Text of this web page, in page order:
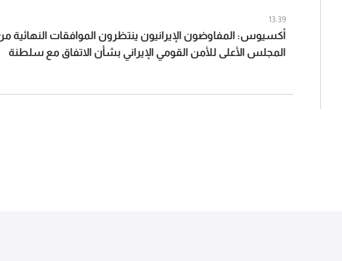
13:39
أكسيوس: المفاوضون الإيرانيون ينتظرون الموافقات النهائية
المجلس الأعلى للأمن القومي الإيراني بشأن الاتفاق مع سلطنة